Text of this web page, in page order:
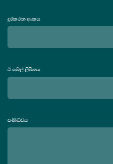
දුරකථන අංකය
ඊ-මේල් ලිපිනය
පණිවිඩය